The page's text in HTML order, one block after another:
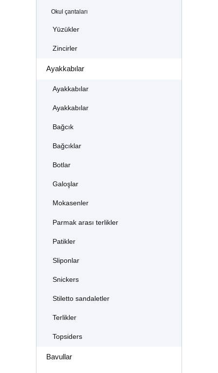
Okul çantaları
Yüzükler
Zincirler
Ayakkabılar
Ayakkabılar
Ayakkabılar
Bağcık
Bağcıklar
Botlar
Galoşlar
Mokasenler
Parmak arası terlikler
Patikler
Sliponlar
Snickers
Stiletto sandaletler
Terlikler
Topsiders
Bavullar